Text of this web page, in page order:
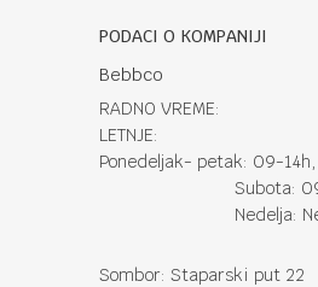
PODACI O KOMPANIJI
Bebbco
RADNO VREME:
LETNJE:
Ponedeljak- petak: 09-
Subota: 09-
Nedelja:
Sombor: Staparski put 22